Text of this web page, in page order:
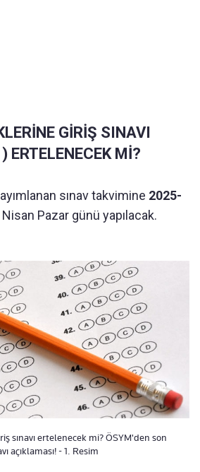
GİRİŞ SINAVI
Mİ?
sınav takvimine 2025-
Nisan Pazar günü yapılacak.
sınavı ertelenecek mi? ÖSYM'den son
açıklaması! - 1. Resim